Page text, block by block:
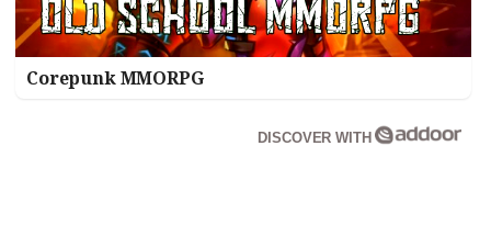
Corepunk MMORPG
DISCOVER WITH